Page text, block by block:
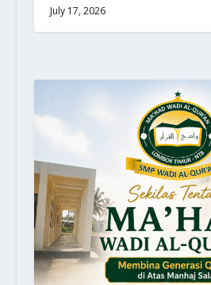
July 17, 2026